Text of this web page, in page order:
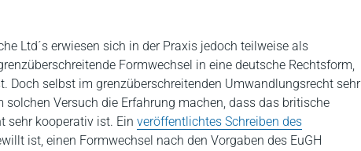
Ltd´s erwiesen sich in der Praxis jedoch teilweise als
Formwechsel in eine deutsche Rechtsform,
Doch selbst im grenzüberschreitenden Umwandlungsrecht sehr
Versuch die Erfahrung machen, dass das britische
sehr kooperativ ist. Ein veröffentlichtes Schreiben des
ist, einen Formwechsel nach den Vorgaben des EuGH